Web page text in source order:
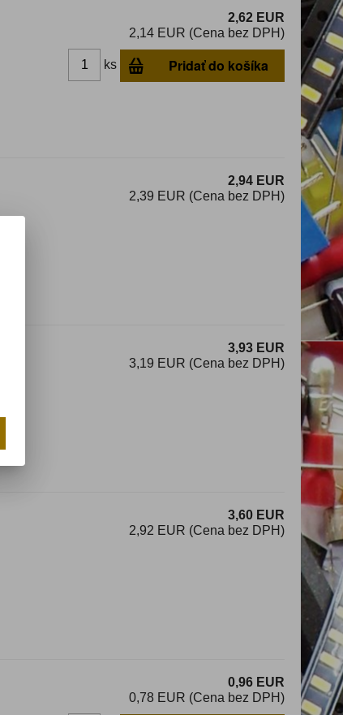
2,62 EUR
2,14 EUR (Cena bez DPH)
ks Pridať do košíka
2,94 EUR
2,39 EUR (Cena bez DPH)
3,93 EUR
3,19 EUR (Cena bez DPH)
3,60 EUR
2,92 EUR (Cena bez DPH)
0,96 EUR
0,78 EUR (Cena bez DPH)